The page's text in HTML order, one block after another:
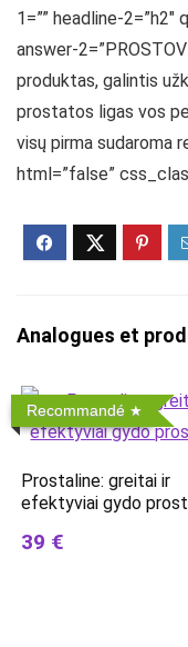
1=”” headline-
answer-
produktas, galintis
prostatos ligas vos
visų pirma sudaroma
html=”false”
Analogues et
Recommandé
Prostaline: greitai ir
efektyviai gydo
39 €